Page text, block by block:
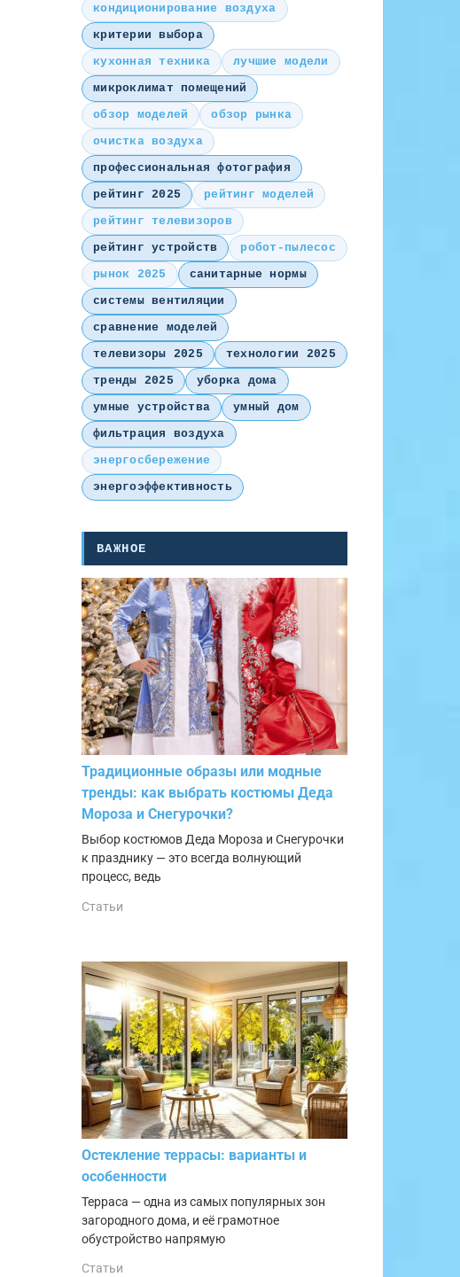
кондиционирование воздуха
критерии выбора
кухонная техника
лучшие модели
микроклимат помещений
обзор моделей
обзор рынка
очистка воздуха
профессиональная фотография
рейтинг 2025
рейтинг моделей
рейтинг телевизоров
рейтинг устройств
робот-пылесос
рынок 2025
санитарные нормы
системы вентиляции
сравнение моделей
телевизоры 2025
технологии 2025
тренды 2025
уборка дома
умные устройства
умный дом
фильтрация воздуха
энергосбережение
энергоэффективность
ВАЖНОЕ
Традиционные образы или модные
тренды: как выбрать костюмы Деда
Мороза и Снегурочки?
Выбор костюмов Деда Мороза и Снегурочки
к празднику — это всегда волнующий
процесс, ведь
Статьи
Остекление террасы: варианты и
особенности
Терраса — одна из самых популярных зон
загородного дома, и её грамотное
обустройство напрямую
Статьи